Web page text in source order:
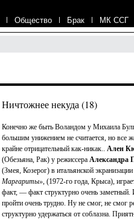
| Общество | Брак | МК ССГ
Ничтожнее некуда (18)
Конечно же быть Воландом у Михаила
большим унижением не считается, но все
крайне отрицательный как-никак.. Ален
(Обезьяна, Рак) у режиссера Александра
(Змея, Козерог) в итальянской экранизации
Маргариты», (1972-го года, Крыса),
факт, — факт структурно очень
пройти очень трудно. Ну не смог, не смог
структурно удержаться от соблазна.